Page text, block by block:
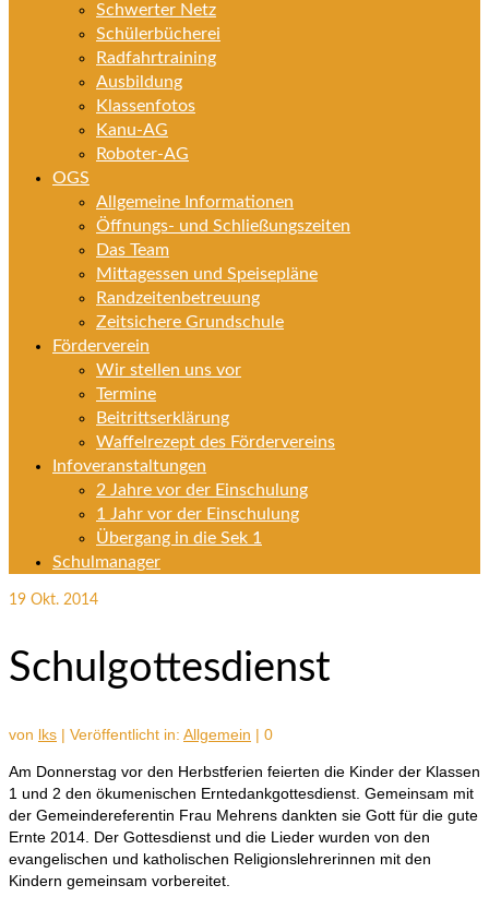
Schwerter Netz
Schülerbücherei
Radfahrtraining
Ausbildung
Klassenfotos
Kanu-AG
Roboter-AG
OGS
Allgemeine Informationen
Öffnungs- und Schließungszeiten
Das Team
Mittagessen und Speisepläne
Randzeitenbetreuung
Zeitsichere Grundschule
Förderverein
Wir stellen uns vor
Termine
Beitrittserklärung
Waffelrezept des Fördervereins
Infoveranstaltungen
2 Jahre vor der Einschulung
1 Jahr vor der Einschulung
Übergang in die Sek 1
Schulmanager
19 Okt. 2014
Schulgottesdienst
von lks | Veröffentlicht in: Allgemein | 0
Am Donnerstag vor den Herbstferien feierten die Kinder der Klassen
1 und 2 den ökumenischen Erntedankgottesdienst. Gemeinsam mit
der Gemeindereferentin Frau Mehrens dankten sie Gott für die gute
Ernte 2014. Der Gottesdienst und die Lieder wurden von den
evangelischen und katholischen Religionslehrerinnen mit den
Kindern gemeinsam vorbereitet.